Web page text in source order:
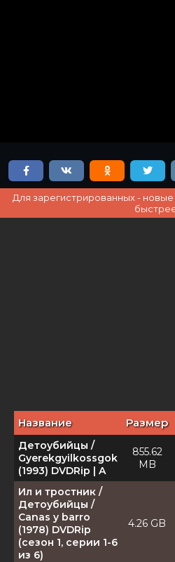
Для зарегистрированных -
Название Размер
Детоубийцы /
Gyerekgyilkossgok
(1993) DVDRip | A
855.62
MB
Ил и тростник /
Детоубийцы /
Canas y barro
(1978) DVDRip
(сезон 1, серии 1-6
из 6)
4.26 GB